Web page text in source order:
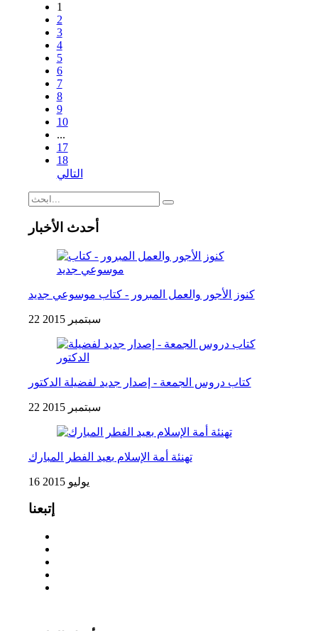
1
2
3
4
5
6
7
8
9
10
...
17
18
التالي
أحدث الأخبار
كنوز الأجور والعمل المبرور - كتاب موسوعي جديد
22 سبتمبر 2015
كتاب دروس الجمعة - إصدار جديد لفضيلة الدكتور
22 سبتمبر 2015
تهنئة أمة الإسلام بعيد الفطر المبارك
16 يوليو 2015
إتبعنا